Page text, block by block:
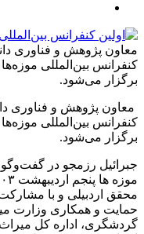
معاون پژوهش و فناوری
برگزار می‌شود.
معاون پژوهش و فناوری
برگزار می‌شود.
جبرائیل رزمجو در گفت‌وگو
محقق اردبیلی و با
حمایت و همکاری وزارت
گردشگری، اداره کل